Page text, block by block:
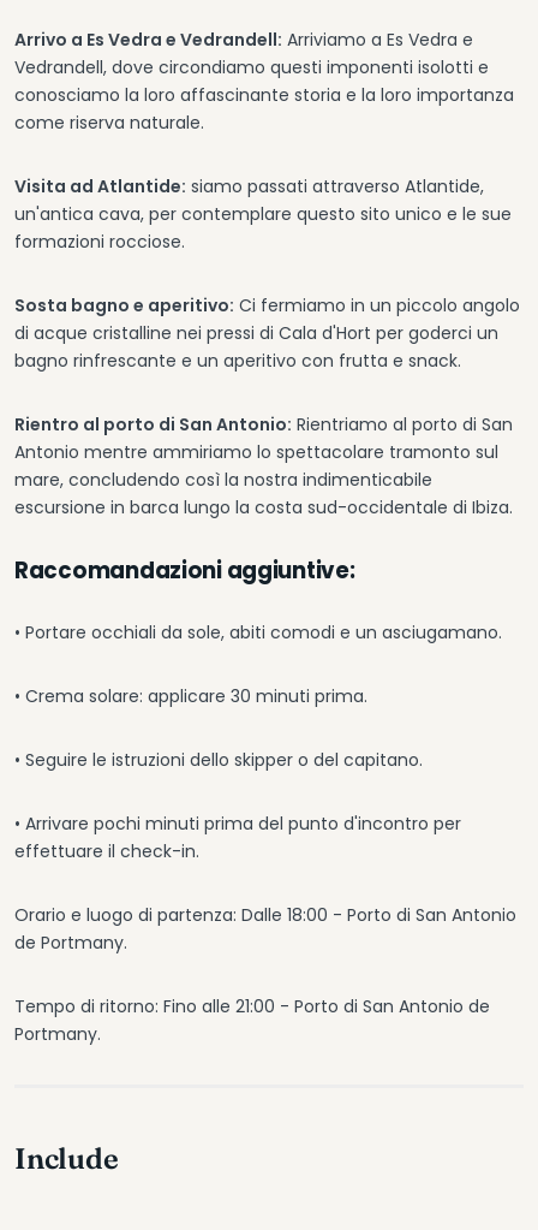
Arrivo a Es Vedra e Vedrandell: Arriviamo a Es Vedra e
Vedrandell, dove circondiamo questi imponenti isolotti e
conosciamo la loro affascinante storia e la loro importanza
come riserva naturale.
Visita ad Atlantide: siamo passati attraverso Atlantide,
un'antica cava, per contemplare questo sito unico e le sue
formazioni rocciose.
Sosta bagno e aperitivo: Ci fermiamo in un piccolo angolo
di acque cristalline nei pressi di Cala d'Hort per goderci un
bagno rinfrescante e un aperitivo con frutta e snack.
Rientro al porto di San Antonio: Rientriamo al porto di San
Antonio mentre ammiriamo lo spettacolare tramonto sul
mare, concludendo così la nostra indimenticabile
escursione in barca lungo la costa sud-occidentale di Ibiza.
Raccomandazioni aggiuntive:
• Portare occhiali da sole, abiti comodi e un asciugamano.
• Crema solare: applicare 30 minuti prima.
• Seguire le istruzioni dello skipper o del capitano.
• Arrivare pochi minuti prima del punto d'incontro per
effettuare il check-in.
Orario e luogo di partenza: Dalle 18:00 - Porto di San Antonio
de Portmany.
Tempo di ritorno: Fino alle 21:00 - Porto di San Antonio de
Portmany.
Include